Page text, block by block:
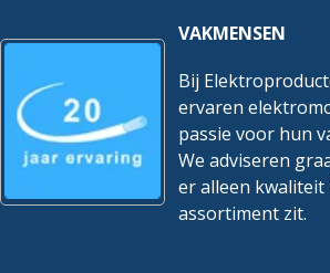
VAKMENSEN
Bij
ervaren
passie voor hun
We adviseren
er alleen kwaliteit
assortiment zit.